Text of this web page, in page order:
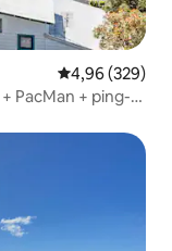
Évaluation
4,96 (329)
PacMan + ping-